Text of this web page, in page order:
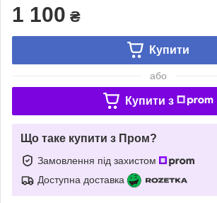
1 100 ₴
Купити
або
Купити з
Що таке купити з Пром?
Замовлення під захистом
Доступна доставка